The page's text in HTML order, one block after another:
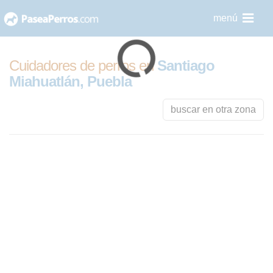
al
menú
Cuidadores de perros enSantiago
Miahuatlán, Puebla
buscar en otra zona